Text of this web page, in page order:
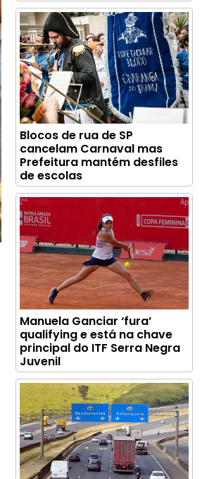
Blocos de rua de SP
cancelam Carnaval mas
Prefeitura mantém desfiles
de escolas
Manuela Ganciar ‘fura’
qualifying e está na chave
principal do ITF Serra Negra
Juvenil